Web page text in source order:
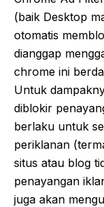
(baik Desktop
otomatis
dianggap
chrome ini
Untuk
diblokir
berlaku untuk
periklanan
situs atau blog
penayangan
juga akan